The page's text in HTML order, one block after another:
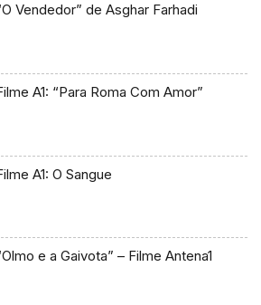
Vendedor” de Asghar Farhadi
A1: “Para Roma Com Amor”
A1: O Sangue
e a Gaivota” – Filme Antena1